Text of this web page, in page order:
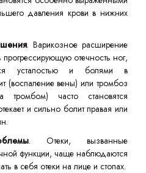
давления крови в нижних
. Варикозное расширение
отечность ног,
усталостью и болями в
(воспаление вены) или тромбоз
тромбом) часто становятся
и сильно болит правая или
. Отеки, вызванные
функции, чаще наблюдаются
в себя отеки на лице и стопах.